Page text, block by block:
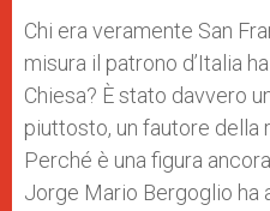
p
p
g
e
r
o
k
r
Chi era veramente San
misura il patrono d’Italia
Chiesa? È stato davvero
piuttosto, un fautore della
Perché è una figura
Jorge Mario Bergoglio ha